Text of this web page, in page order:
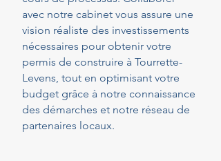
avec notre cabinet vous assure une
vision réaliste des investissements
nécessaires pour obtenir votre
permis de construire à Tourrette-
Levens, tout en optimisant votre
budget grâce à notre connaissance
des démarches et notre réseau de
partenaires locaux.